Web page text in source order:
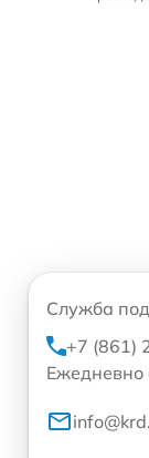
Служба
+7 (861)
Ежедневно